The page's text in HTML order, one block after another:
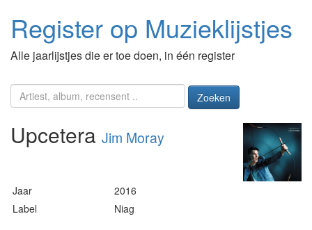
Register op Muzieklijstjes
Alle jaarlijstjes die er toe doen, in één register
Zoeken
Upcetera Jim Moray
Jaar
2016
Label
Niag